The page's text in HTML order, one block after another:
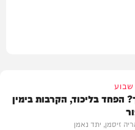
הפחד בליכוד, הקרבות בימין
זיסמן, יתד נאמן